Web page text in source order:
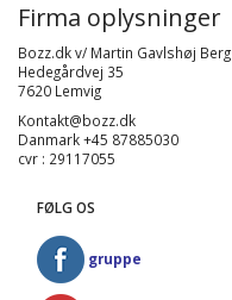
Firma oplysninger
Bozz.dk v/ Martin Gavlshøj Berg
Hedegårdvej 35
7620 Lemvig
Kontakt@bozz.dk
Danmark +45 87885030
cvr : 29117055
FØLG OS
gruppe